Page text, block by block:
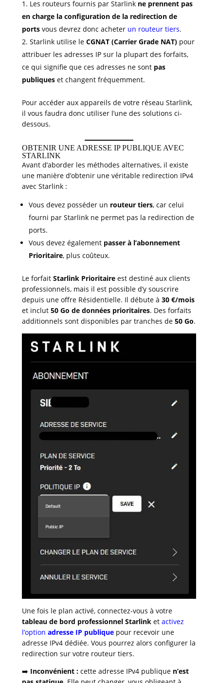
Les routeurs fournis par Starlink ne prennent pas
en charge la configuration de la redirection de
portsvous devrez donc acheter un routeur tiers.
Starlink utilise le CGNAT (Carrier Grade NAT)pour
attribuer les adresses IP sur la plupart des forfaits,
ce qui signifie que ces adresses ne sont pas
publiqueset changent fréquemment.
Pour accéder aux appareils de votre réseau Starlink,
il vous faudra donc utiliser l’une des solutions ci-
dessous.
OBTENIR UNE ADRESSE IP PUBLIQUE AVEC
STARLINK
Avant d’aborder les méthodes alternatives, il existe
une manière d’obtenir une véritable redirection IPv4
avec Starlink :
Vous devez posséder un routeur tiers, car celui
fourni par Starlink ne permet pas la redirection de
ports.
Vous devez également passer à l’abonnement
Prioritaire, plus coûteux.
Le forfait Starlink Prioritaireest destiné aux clients
professionnels, mais il est possible d’y souscrire
depuis une offre Résidentielle. Il débute à 30 €/mois
et inclut 50 Go de données prioritaires. Des forfaits
additionnels sont disponibles par tranches de 50 Go.
Une fois le plan activé, connectez-vous à votre
tableau de bord professionnel Starlinket activez
l’option adresse IP publiquepour recevoir une
adresse IPv4 dédiée. Vous pourrez alors configurer la
redirection sur votre routeur tiers.
➡️ Inconvénient :cette adresse IPv4 publique n’est